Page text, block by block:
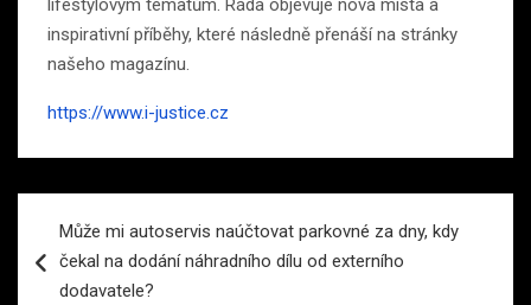
lifestylovým tématům. Ráda objevuje nová místa a
inspirativní příběhy, které následně přenáší na stránky
našeho magazínu.
https://www.i-justice.cz
pro
příspěvek
Může mi autoservis naúčtovat parkovné za dny, kdy
čekal na dodání náhradního dílu od externího
dodavatele?